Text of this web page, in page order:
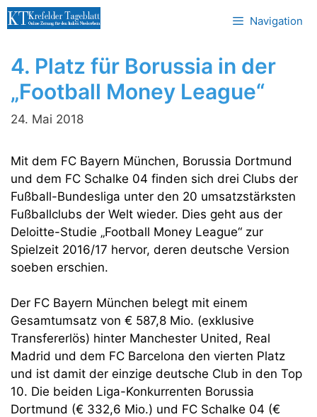
Zum
Inhalt
Navigation
4. Platz für Borussia in der
„Football Money League“
24. Mai 2018
Mit dem FC Bayern München, Borussia Dortmund
und dem FC Schalke 04 finden sich drei Clubs der
Fußball-Bundesliga unter den 20 umsatzstärksten
Fußballclubs der Welt wieder. Dies geht aus der
Deloitte-Studie „Football Money League“ zur
Spielzeit 2016/17 hervor, deren deutsche Version
soeben erschien.
Der FC Bayern München belegt mit einem
Gesamtumsatz von € 587,8 Mio. (exklusive
Transfererlös) hinter Manchester United, Real
Madrid und dem FC Barcelona den vierten Platz
und ist damit der einzige deutsche Club in den Top
10. Die beiden Liga-Konkurrenten Borussia
Dortmund (€ 332,6 Mio.) und FC Schalke 04 (€